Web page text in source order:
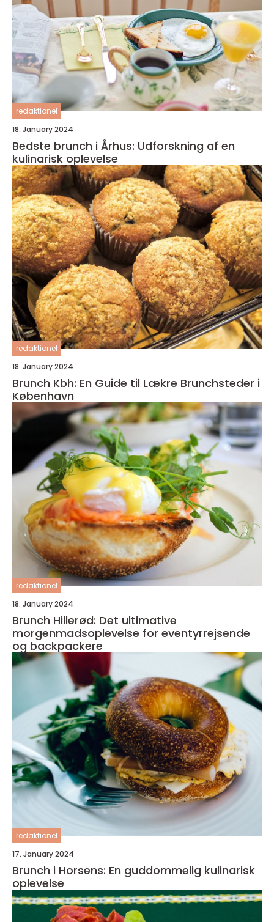
redaktionel
18. January 2024
Bedste brunch i Århus: Udforskning af en
kulinarisk oplevelse
redaktionel
18. January 2024
Brunch Kbh: En Guide til Lækre Brunchsteder i
København
redaktionel
18. January 2024
Brunch Hillerød: Det ultimative
morgenmadsoplevelse for eventyrrejsende
og backpackere
redaktionel
17. January 2024
Brunch i Horsens: En guddommelig kulinarisk
oplevelse